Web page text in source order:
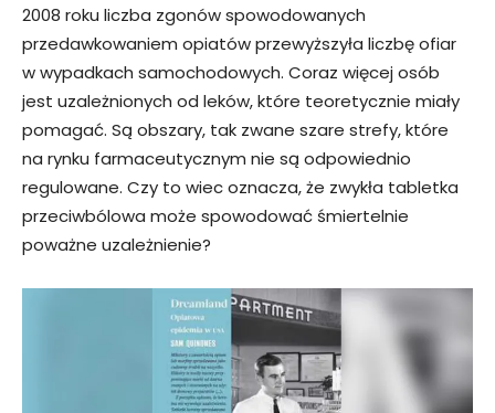
2008 roku liczba zgonów spowodowanych
przedawkowaniem opiatów przewyższyła liczbę ofiar
w wypadkach samochodowych. Coraz więcej osób
jest uzależnionych od leków, które teoretycznie miały
pomagać. Są obszary, tak zwane szare strefy, które
na rynku farmaceutycznym nie są odpowiednio
regulowane. Czy to wiec oznacza, że zwykła tabletka
przeciwbólowa może spowodować śmiertelnie
poważne uzależnienie?